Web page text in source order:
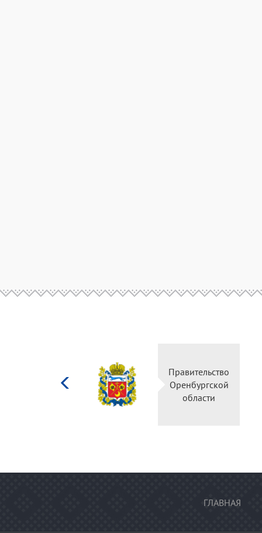
Правительство
Оренбургской
области
ГЛАВНАЯ